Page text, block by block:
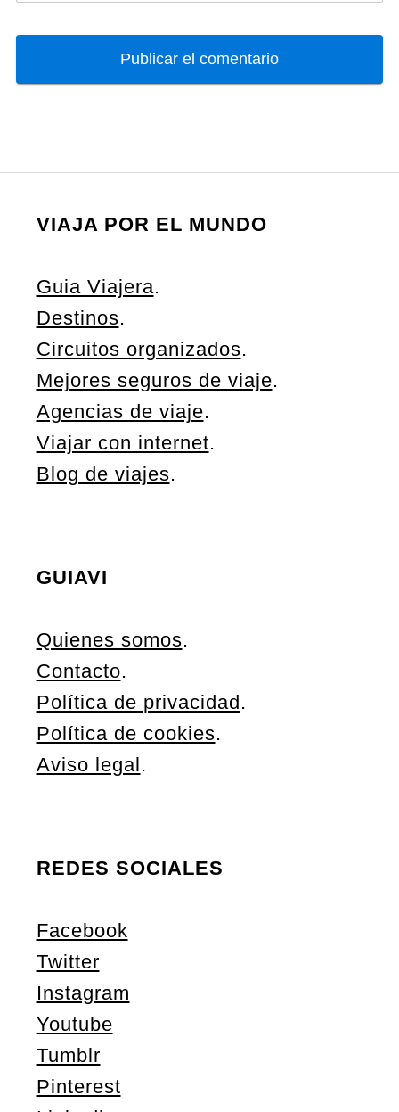
VIAJA POR EL MUNDO
Guia Viajera.
Destinos.
Circuitos organizados.
Mejores seguros de viaje.
Agencias de viaje.
Viajar con internet.
Blog de viajes.
GUIAVI
Quienes somos.
Contacto.
Política de privacidad .
Política de cookies.
Aviso legal .
REDES SOCIALES
Facebook
Twitter
Instagram
Youtube
Tumblr
Pinterest